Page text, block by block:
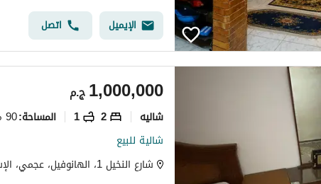
الإيميل اتصل
ج.م1,000,000
شاليه 2
1 المساحة:90 متر مربع
شالية للبيع
شارع النخيل 1، الهانوفيل، عجمي، الإسكندرية